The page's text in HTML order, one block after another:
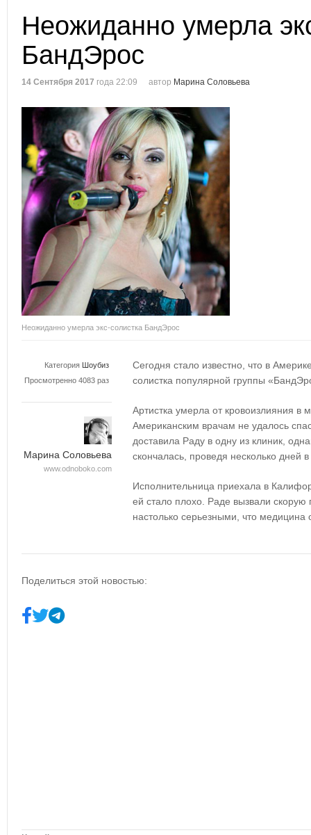
Неожиданно умерла
БандЭрос
14 Сентября 2017 года 22:09 автор Марина Соловьева
Неожиданно умерла экс-солистка БандЭрос
Категория Шоубиз
Просмотренно 4083 раз
Марина Соловьева
www.odnoboko.com
Сегодня стало известно, что в
солистка популярной группы
Артистка умерла от кровоизлияния в
Американским врачам не удалось
доставила Раду в одну из клиник,
скончалась, проведя несколько дней
Исполнительница приехала в
ей стало плохо. Раде вызвали
настолько серьезными, что медицина
Поделиться этой новостью: